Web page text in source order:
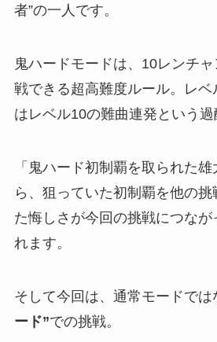
者”の一人です。
鬼ハードモードは、10レンチ
戦できる超高難度ルール。レ
はレベル10の難曲連発という過
「鬼ハード初制覇を取られた
ら、狙っていた初制覇を他の
た悔しさが今回の挑戦につなが
れます。
そして今回は、通常モードでは
ード”での挑戦。